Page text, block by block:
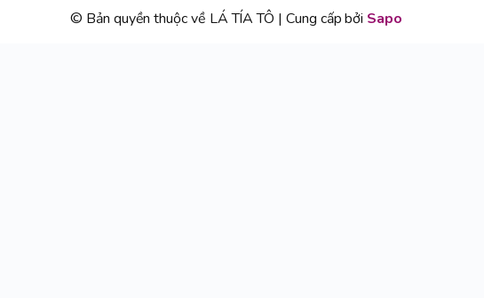
© Bản quyền thuộc về LÁ TÍA TÔ | Cung cấp bởi Sapo